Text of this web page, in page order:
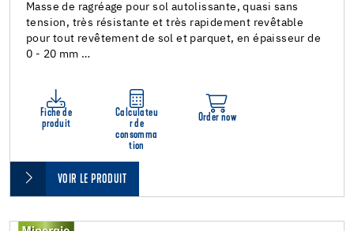
Masse de ragréage pour sol autolissante, quasi sans
tension, très résistante et très rapidement revêtable
pour tout revêtement de sol et parquet, en épaisseur de
0 - 20 mm …
Fiche de
produit
Calculateu
r de
consomma
tion
Order now
VOIR LE PRODUIT